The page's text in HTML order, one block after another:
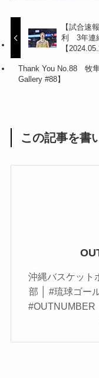
【試合速
利 3年連
【
Thank You No.88 牧
Gallery #88】
この記事を書
沖縄バスケット
部 │ #琉球ゴー
#OUTNUMBER